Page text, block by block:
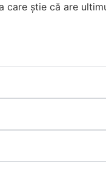
care știe că are